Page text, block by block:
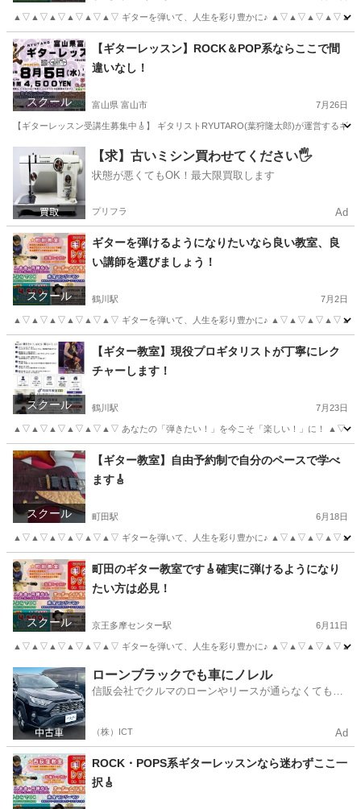
▲▽▲▽▲▽▲▽▲▽▲▽ ギターを弾いて、人生を彩り豊かに♪ ▲▽▲▽▲▽▲▽▲▽▲▽ 弾き語
東京 多摩市 京王多摩センター駅 ボーカル レッスン
スクール
【ギターレッスン】ROCK＆POP系ならここで間
違いなし！
富山県 富山市 7月26日
【ギターレッスン受講生募集中🎸】 ギタリストRYUTARO(葉狩隆太郎)が運営するギ
富山 富山市 ギター レッスン
【求】古いミシン買わせてください🖐️
状態が悪くてもOK！最大限買取します
プリフラ Ad
スクール
ギターを弾けるようになりたいなら良い教室、良
い講師を選びましょう！
鶴川駅 7月2日
▲▽▲▽▲▽▲▽▲▽▲▽ ギターを弾いて、人生を彩り豊かに♪ ▲▽▲▽▲▽▲▽▲▽▲▽ 親切・
東京 町田市 鶴川駅 ギター レッスン
スクール
【ギター教室】現役プロギタリストが丁寧にレク
チャーします！
鶴川駅 7月23日
▲▽▲▽▲▽▲▽▲▽▲▽ あなたの「弾きたい！」を今こそ「楽しい！」に！
東京 町田市 鶴川駅 ギター レッスン
スクール
【ギター教室】自由予約制で自分のペースで学べ
ます🎸
町田駅 6月18日
▲▽▲▽▲▽▲▽▲▽▲▽ ギターを弾いて、人生を彩り豊かに♪ ▲▽▲▽▲▽▲▽▲▽▲▽ 親切・
東京 町田市 町田駅 ギター レッスン
スクール
町田のギター教室です🎸確実に弾けるようになり
たい方は必見！
京王多摩センター駅 6月11日
▲▽▲▽▲▽▲▽▲▽▲▽ ギターを弾いて、人生を彩り豊かに♪ ▲▽▲▽▲▽▲▽▲▽▲▽ 親切・
東京 多摩市 京王多摩センター駅 ギター
ローンブラックでも車にノレル
信販会社でクルマのローンやリースが通らなくてもク
（株）ICT Ad
ROCK・POPS系ギターレッスンなら迷わずここ一
択🎸